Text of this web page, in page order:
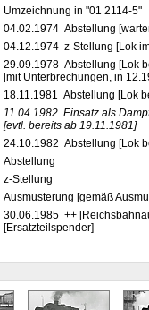
Umzeichnung in "01 2114-5"
04.02.1974 Abstellung
04.12.1974 z-Stellung [Lok
29.09.1978 Abstellung [Lok
[mit Unterbrechungen, in
18.11.1981 Abstellung [Lok
11.04.1982 Einsatz als
[evtl. bereits ab 19.11.1981]
24.10.1982 Abstellung [Lok
Abstellung
z-Stellung
Ausmusterung [gemäß
30.06.1985 ++
[Ersatzteilspender]